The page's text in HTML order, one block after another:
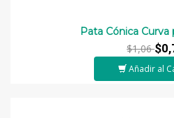
Pata Cónica Curva
$1,06
Añadir al